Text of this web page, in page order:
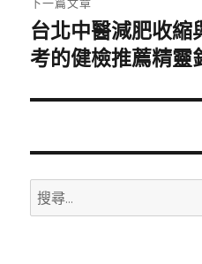
下
一
文
台北中醫減肥收縮
考的健檢推薦精靈
搜
尋